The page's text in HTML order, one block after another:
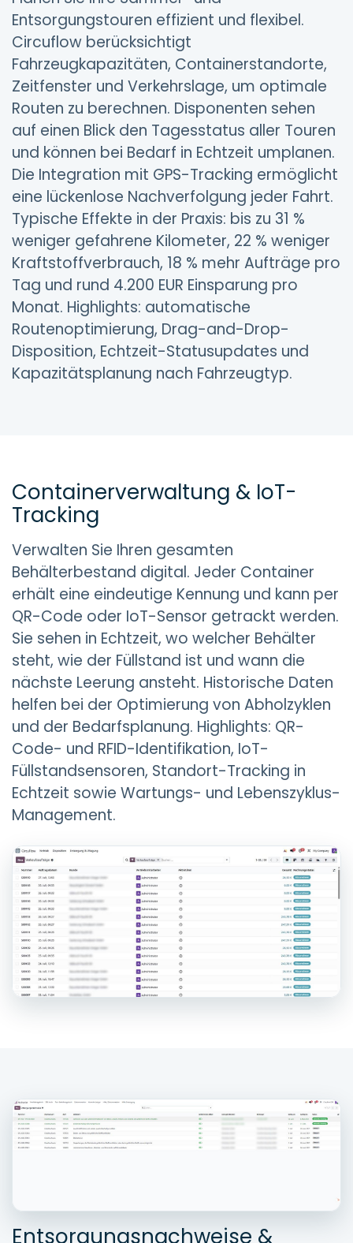
Entsorgungstouren effizient und flexibel.
Circuflow berücksichtigt
Fahrzeugkapazitäten, Containerstandorte,
Zeitfenster und Verkehrslage, um optimale
Routen zu berechnen. Disponenten sehen
auf einen Blick den Tagesstatus aller Touren
und können bei Bedarf in Echtzeit umplanen.
Die Integration mit GPS-Tracking ermöglicht
eine lückenlose Nachverfolgung jeder Fahrt.
Typische Effekte in der Praxis: bis zu 31 %
weniger gefahrene Kilometer, 22 % weniger
Kraftstoffverbrauch, 18 % mehr Aufträge pro
Tag und rund 4.200 EUR Einsparung pro
Monat. Highlights: automatische
Routenoptimierung, Drag-and-Drop-
Disposition, Echtzeit-Statusupdates und
Kapazitätsplanung nach Fahrzeugtyp.
Containerverwaltung & IoT-
Tracking
Verwalten Sie Ihren gesamten
Behälterbestand digital. Jeder Container
erhält eine eindeutige Kennung und kann per
QR-Code oder IoT-Sensor getrackt werden.
Sie sehen in Echtzeit, wo welcher Behälter
steht, wie der Füllstand ist und wann die
nächste Leerung ansteht. Historische Daten
helfen bei der Optimierung von Abholzyklen
und der Bedarfsplanung. Highlights: QR-
Code- und RFID-Identifikation, IoT-
Füllstandsensoren, Standort-Tracking in
Echtzeit sowie Wartungs- und Lebenszyklus-
Management.
Entsorgungsnachweise &